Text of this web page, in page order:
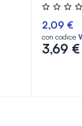
0%
2,09 €
con codice
3,69 €